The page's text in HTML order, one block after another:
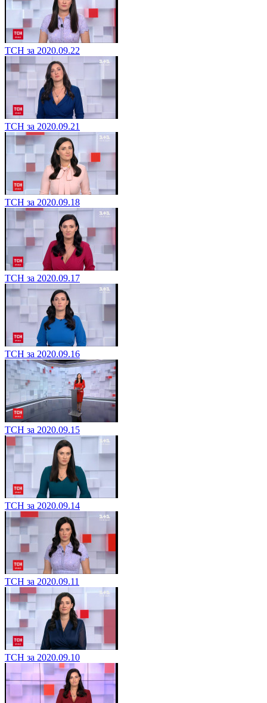
ТСН за 2020.09.22
ТСН за 2020.09.21
ТСН за 2020.09.18
ТСН за 2020.09.17
ТСН за 2020.09.16
ТСН за 2020.09.15
ТСН за 2020.09.14
ТСН за 2020.09.11
ТСН за 2020.09.10